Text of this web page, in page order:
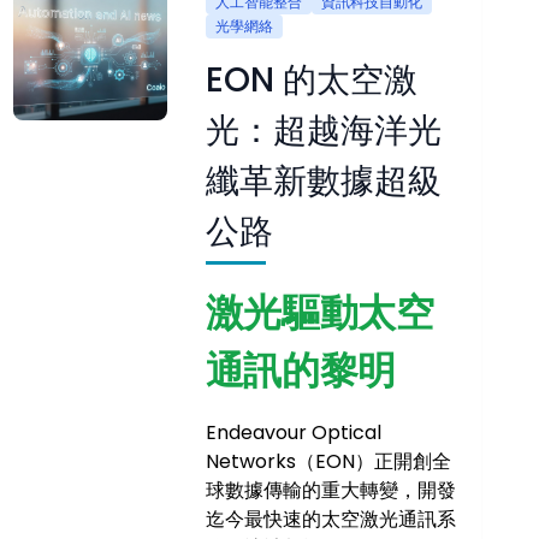
光學網絡
EON 的太空激
光：超越海洋光
纖革新數據超級
公路
激光驅動太空
通訊的黎明
Endeavour Optical
Networks（EON）正開創全
球數據傳輸的重大轉變，開發
迄今最快速的太空激光通訊系